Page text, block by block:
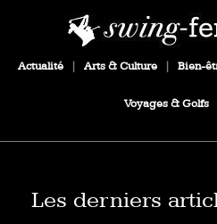
Actualité Arts & Culture Bien-
Voyages & Golfs
Les derniers